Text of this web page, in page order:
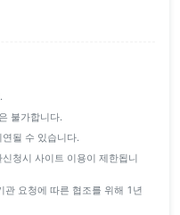
불가합니다.
될 수 있습니다.
청시 사이트 이용이 제한됩니
관 요청에 따른 협조를 위해 1년